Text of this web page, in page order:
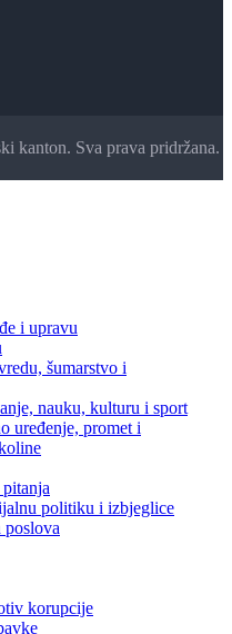
kanton. Sva prava pridržana.
i upravu
šumarstvo i
nauku, kulturu i sport
uređenje, promet i
politiku i izbjeglice
korupcije